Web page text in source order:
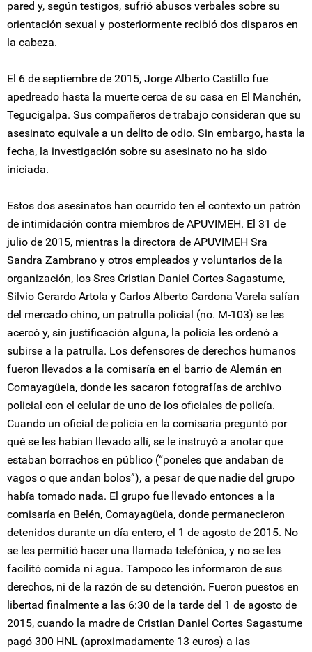
pared y, según testigos, sufrió abusos verbales sobre su
orientación sexual y posteriormente recibió dos disparos en
la cabeza.
El 6 de septiembre de 2015, Jorge Alberto Castillo fue
apedreado hasta la muerte cerca de su casa en El Manchén,
Tegucigalpa. Sus compañeros de trabajo consideran que su
asesinato equivale a un delito de odio. Sin embargo, hasta la
fecha, la investigación sobre su asesinato no ha sido
iniciada.
Estos dos asesinatos han ocurrido ten el contexto un patrón
de intimidación contra miembros de APUVIMEH. El 31 de
julio de 2015, mientras la directora de APUVIMEH Sra
Sandra Zambrano y otros empleados y voluntarios de la
organización, los Sres Cristian Daniel Cortes Sagastume,
Silvio Gerardo Artola y Carlos Alberto Cardona Varela salían
del mercado chino, un patrulla policial (no. M-103) se les
acercó y, sin justificación alguna, la policía les ordenó a
subirse a la patrulla. Los defensores de derechos humanos
fueron llevados a la comisaría en el barrio de Alemán en
Comayagüela, donde les sacaron fotografías de archivo
policial con el celular de uno de los oficiales de policía.
Cuando un oficial de policía en la comisaría preguntó por
qué se les habían llevado allí, se le instruyó a anotar que
estaban borrachos en público (“poneles que andaban de
vagos o que andan bolos”), a pesar de que nadie del grupo
había tomado nada. El grupo fue llevado entonces a la
comisaría en Belén, Comayagüela, donde permanecieron
detenidos durante un día entero, el 1 de agosto de 2015. No
se les permitió hacer una llamada telefónica, y no se les
facilitó comida ni agua. Tampoco les informaron de sus
derechos, ni de la razón de su detención. Fueron puestos en
libertad finalmente a las 6:30 de la tarde del 1 de agosto de
2015, cuando la madre de Cristian Daniel Cortes Sagastume
pagó 300 HNL (aproximadamente 13 euros) a las